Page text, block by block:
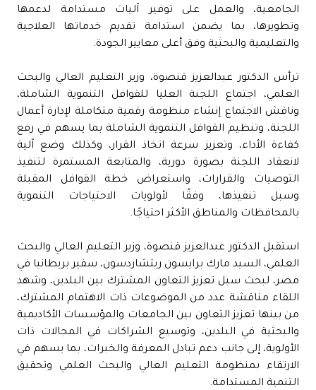
الجامعية، والعمل على توفير آليات مستدامة لدعمها
وتطويرها، بما يضمن استدامة تقديم خدماتها العلاجية
والتعليمية والبحثية وفق أعلى معايير الجودة.
ترأس الدكتور عبدالعزيز قنصوة، وزير التعليم العالي والبحث
العلمي، اجتماع اللجنة العليا للقوافل التنموية الشاملة،
وناقش الاجتماع إنشاء منظومة رقمية متكاملة لإدارة أعمال
اللجنة، وتنظيم القوافل التنموية الشاملة بما يسهم في رفع
كفاءة الأداء، وتعزيز سرعة اتخاذ القرار، وكذلك وضع آلية
لانعقاد اللجنة بصورة دورية، والمتابعة المستمرة لتنفيذ
التوصيات والقرارات، واستعراض خطة القوافل المقبلة
وسبل تنفيذها، وفقًا لأولويات الاحتياجات التنموية
بالمحافظات والمناطق الأكثر احتياجًا.
استقبل الدكتور عبدالعزيز قنصوة، وزير التعليم العالي والبحث
العلمي، السيد مارك برايسون ريتشاردسون، سفير بريطانيا في
مصر، لبحث سبل تعزيز التعاون المشترك بين البلدين، وشهد
اللقاء مناقشة عدد من الموضوعات ذات الاهتمام المشترك،
من بينها تعزيز التعاون بين الجامعات والمؤسسات الأكاديمية
والبحثية في البلدين، وتوسيع الشراكات في المجالات ذات
الأولوية، إلى جانب دعم تبادل المعرفة والخبرات، بما يسهم في
الارتقاء بمنظومة التعليم العالي والبحث العلمي وتحقيق
التنمية المستدامة.